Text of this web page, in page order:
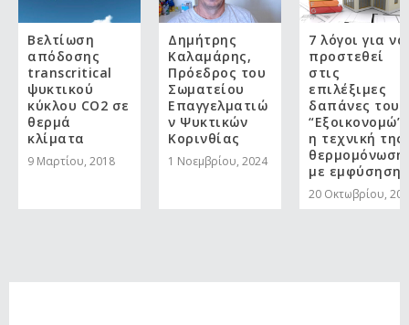
Βελτίωση
απόδοσης
transcritical
ψυκτικού
κύκλου CO2 σε
θερμά
κλίματα
9 Μαρτίου, 2018
Δημήτρης
Καλαμάρης,
Πρόεδρος του
Σωματείου
Επαγγελματιώ
ν Ψυκτικών
Κορινθίας
1 Νοεμβρίου, 2024
7 λόγοι για να
προστεθεί
στις
επιλέξιμες
δαπάνες του
“Εξοικονομώ”
η τεχνική της
με εμφύσηση
20 Οκτωβρίου,